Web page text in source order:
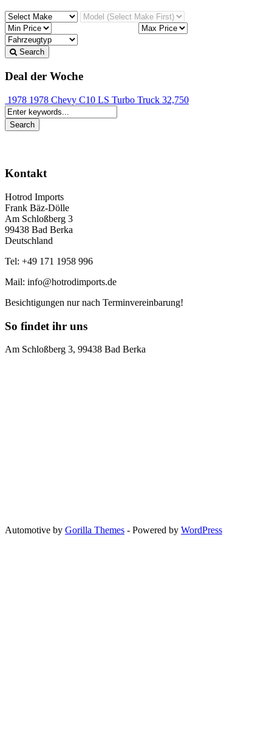
Search
Deal der Woche
1978 1978 Chevy C10 LS Turbo Truck 32,750
Kontakt
Hotrod Imports
Frank Bäz-Dölle
Am Schloßberg 3
99438 Bad Berka
Deutschland
Tel: +49 171 1958 996
Mail: info@hotrodimports.de
Besichtigungen nur nach Terminvereinbarung!
So findet ihr uns
Am Schloßberg 3, 99438 Bad Berka
Automotive by Gorilla Themes - Powered by WordPress